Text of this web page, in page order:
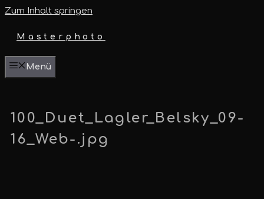
Zum Inhalt springen
Masterphoto
Menü
100_Duet_Lagler_Belsky_09-
16_Web-.jpg